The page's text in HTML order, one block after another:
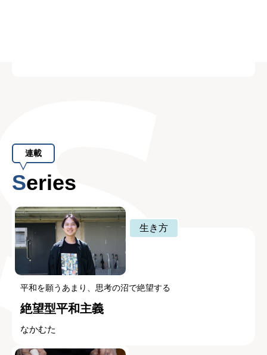
連載
Series
生き方
平和を願うあまり、思考の沼で絶望する
絶望型平和主義
なかむた